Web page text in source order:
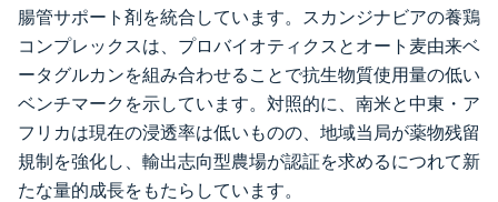
腸管サポート剤を統合しています。スカンジナビアの養鶏
コンプレックスは、プロバイオティクスとオート麦由来ベ
ータグルカンを組み合わせることで抗生物質使用量の低い
ベンチマークを示しています。対照的に、南米と中東・ア
フリカは現在の浸透率は低いものの、地域当局が薬物残留
規制を強化し、輸出志向型農場が認証を求めるにつれて新
たな量的成長をもたらしています。